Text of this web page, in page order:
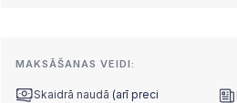
MAKSĀŠANAS VEIDI:
Skaidrā naudā (arī preci